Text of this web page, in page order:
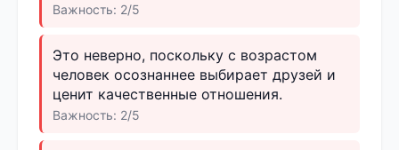
Важность: 2/5
Это неверно, поскольку с возрастом
человек осознаннее выбирает друзей и
ценит качественные отношения.
Важность: 2/5